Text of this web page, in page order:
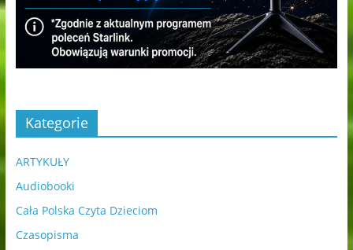
Kategorie
ARTYKUŁY
Audiobooki
Cała Polska Czyta Dzieciom
Czasopisma